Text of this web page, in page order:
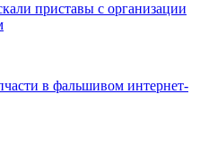
приставы с организации
в фальшивом интернет-